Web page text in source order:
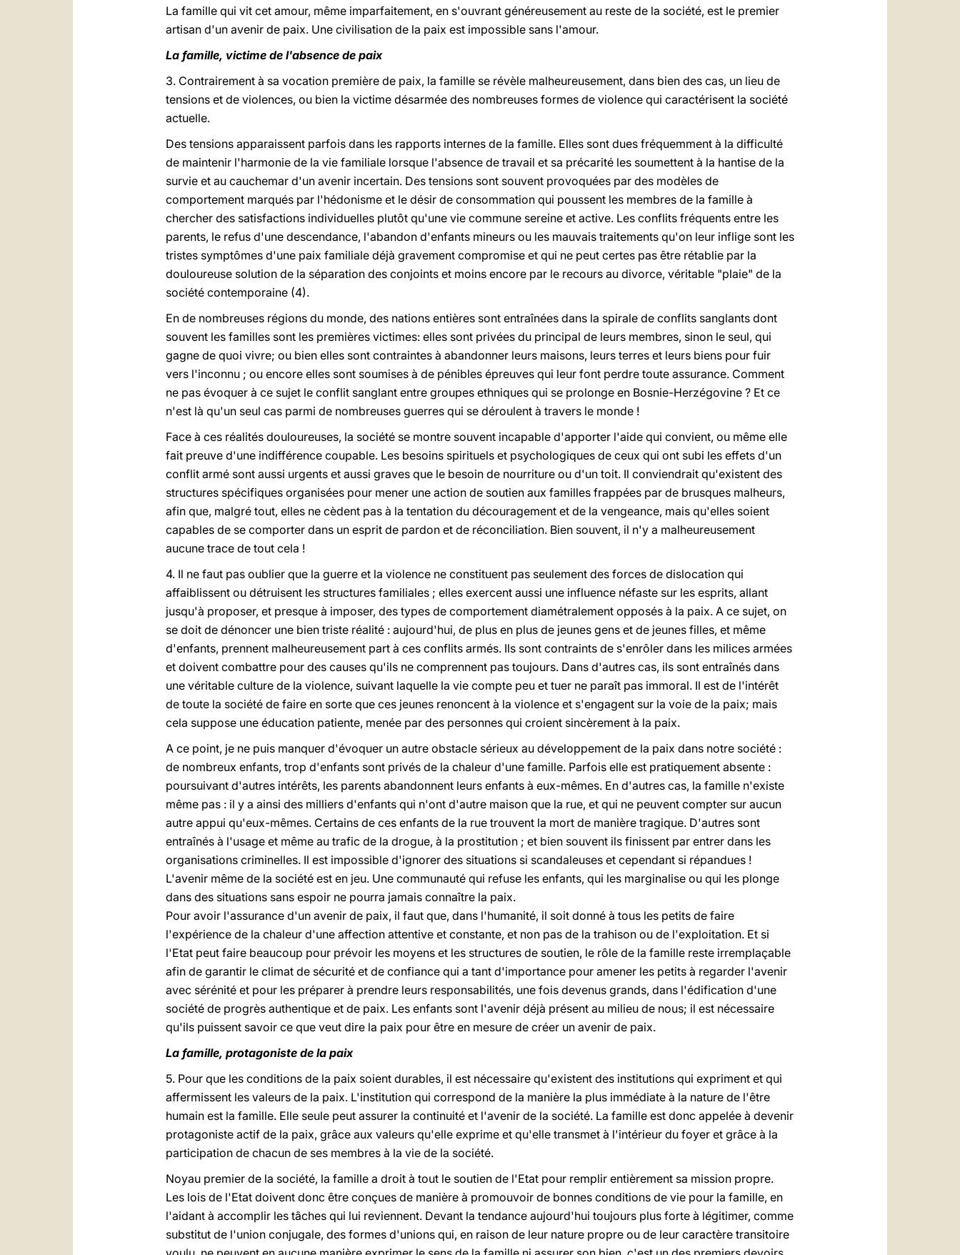
La famille qui vit cet amour, même imparfaitement, en s'ouvrant généreusement au reste de la société, est le premier
artisan d'un avenir de paix. Une civilisation de la paix est impossible sans l'amour.
La famille, victime de l'absence de paix
3. Contrairement à sa vocation première de paix, la famille se révèle malheureusement, dans bien des cas, un lieu de
tensions et de violences, ou bien la victime désarmée des nombreuses formes de violence qui caractérisent la société
actuelle.
Des tensions apparaissent parfois dans les rapports internes de la famille. Elles sont dues fréquemment à la difficulté
de maintenir l'harmonie de la vie familiale lorsque l'absence de travail et sa précarité les soumettent à la hantise de la
survie et au cauchemar d'un avenir incertain. Des tensions sont souvent provoquées par des modèles de
comportement marqués par l'hédonisme et le désir de consommation qui poussent les membres de la famille à
chercher des satisfactions individuelles plutôt qu'une vie commune sereine et active. Les conflits fréquents entre les
parents, le refus d'une descendance, l'abandon d'enfants mineurs ou les mauvais traitements qu'on leur inflige sont les
tristes symptômes d'une paix familiale déjà gravement compromise et qui ne peut certes pas être rétablie par la
douloureuse solution de la séparation des conjoints et moins encore par le recours au divorce, véritable "plaie" de la
société contemporaine (4).
En de nombreuses régions du monde, des nations entières sont entraînées dans la spirale de conflits sanglants dont
souvent les familles sont les premières victimes: elles sont privées du principal de leurs membres, sinon le seul, qui
gagne de quoi vivre; ou bien elles sont contraintes à abandonner leurs maisons, leurs terres et leurs biens pour fuir
vers l'inconnu ; ou encore elles sont soumises à de pénibles épreuves qui leur font perdre toute assurance. Comment
ne pas évoquer à ce sujet le conflit sanglant entre groupes ethniques qui se prolonge en Bosnie-Herzégovine ? Et ce
n'est là qu'un seul cas parmi de nombreuses guerres qui se déroulent à travers le monde !
Face à ces réalités douloureuses, la société se montre souvent incapable d'apporter l'aide qui convient, ou même elle
fait preuve d'une indifférence coupable. Les besoins spirituels et psychologiques de ceux qui ont subi les effets d'un
conflit armé sont aussi urgents et aussi graves que le besoin de nourriture ou d'un toit. Il conviendrait qu'existent des
structures spécifiques organisées pour mener une action de soutien aux familles frappées par de brusques malheurs,
afin que, malgré tout, elles ne cèdent pas à la tentation du découragement et de la vengeance, mais qu'elles soient
capables de se comporter dans un esprit de pardon et de réconciliation. Bien souvent, il n'y a malheureusement
aucune trace de tout cela !
4. Il ne faut pas oublier que la guerre et la violence ne constituent pas seulement des forces de dislocation qui
affaiblissent ou détruisent les structures familiales ; elles exercent aussi une influence néfaste sur les esprits, allant
jusqu'à proposer, et presque à imposer, des types de comportement diamétralement opposés à la paix. A ce sujet, on
se doit de dénoncer une bien triste réalité : aujourd'hui, de plus en plus de jeunes gens et de jeunes filles, et même
d'enfants, prennent malheureusement part à ces conflits armés. Ils sont contraints de s'enrôler dans les milices armées
et doivent combattre pour des causes qu'ils ne comprennent pas toujours. Dans d'autres cas, ils sont entraînés dans
une véritable culture de la violence, suivant laquelle la vie compte peu et tuer ne paraît pas immoral. Il est de l'intérêt
de toute la société de faire en sorte que ces jeunes renoncent à la violence et s'engagent sur la voie de la paix; mais
cela suppose une éducation patiente, menée par des personnes qui croient sincèrement à la paix.
A ce point, je ne puis manquer d'évoquer un autre obstacle sérieux au développement de la paix dans notre société :
de nombreux enfants, trop d'enfants sont privés de la chaleur d'une famille. Parfois elle est pratiquement absente :
poursuivant d'autres intérêts, les parents abandonnent leurs enfants à eux-mêmes. En d'autres cas, la famille n'existe
même pas : il y a ainsi des milliers d'enfants qui n'ont d'autre maison que la rue, et qui ne peuvent compter sur aucun
autre appui qu'eux-mêmes. Certains de ces enfants de la rue trouvent la mort de manière tragique. D'autres sont
entraînés à l'usage et même au trafic de la drogue, à la prostitution ; et bien souvent ils finissent par entrer dans les
organisations criminelles. Il est impossible d'ignorer des situations si scandaleuses et cependant si répandues !
L'avenir même de la société est en jeu. Une communauté qui refuse les enfants, qui les marginalise ou qui les plonge
dans des situations sans espoir ne pourra jamais connaître la paix.
Pour avoir l'assurance d'un avenir de paix, il faut que, dans l'humanité, il soit donné à tous les petits de faire
l'expérience de la chaleur d'une affection attentive et constante, et non pas de la trahison ou de l'exploitation. Et si
l'Etat peut faire beaucoup pour prévoir les moyens et les structures de soutien, le rôle de la famille reste irremplaçable
afin de garantir le climat de sécurité et de confiance qui a tant d'importance pour amener les petits à regarder l'avenir
avec sérénité et pour les préparer à prendre leurs responsabilités, une fois devenus grands, dans l'édification d'une
société de progrès authentique et de paix. Les enfants sont l'avenir déjà présent au milieu de nous; il est nécessaire
qu'ils puissent savoir ce que veut dire la paix pour être en mesure de créer un avenir de paix.
La famille, protagoniste de la paix
5. Pour que les conditions de la paix soient durables, il est nécessaire qu'existent des institutions qui expriment et qui
affermissent les valeurs de la paix. L'institution qui correspond de la manière la plus immédiate à la nature de l'être
humain est la famille. Elle seule peut assurer la continuité et l'avenir de la société. La famille est donc appelée à devenir
protagoniste actif de la paix, grâce aux valeurs qu'elle exprime et qu'elle transmet à l'intérieur du foyer et grâce à la
participation de chacun de ses membres à la vie de la société.
Noyau premier de la société, la famille a droit à tout le soutien de l'Etat pour remplir entièrement sa mission propre.
Les lois de l'Etat doivent donc être conçues de manière à promouvoir de bonnes conditions de vie pour la famille, en
l'aidant à accomplir les tâches qui lui reviennent. Devant la tendance aujourd'hui toujours plus forte à légitimer, comme
substitut de l'union conjugale, des formes d'unions qui, en raison de leur nature propre ou de leur caractère transitoire